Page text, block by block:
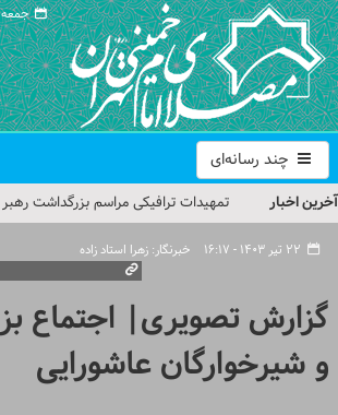
جمعه ۱۶ مرداد
چند رسانه‌ای
آخرین اخبار
تمهیدات ترافیکی مراسم بزرگداشت
اعلام شد
حجت‌الاسلام حاج علی‌اکبری؛ خطیب
مراسم بزرگداشت امام مجاهد شهید در
معظم انقلاب
خبرنگار: زهرا استاد زاده
گزارش تصویری| اجتماع
و شیرخوارگان عاشورایی